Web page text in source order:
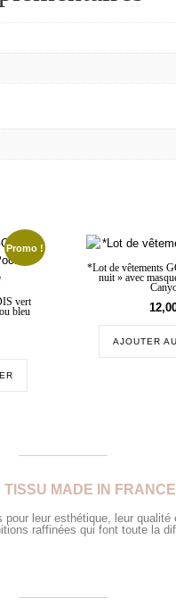
Promo !
vert
bleu
*Lot de vêtements
nuit » avec
AJOUTER
TISSU MADE IN
leur esthétique, leur
raffinées qui font toute la